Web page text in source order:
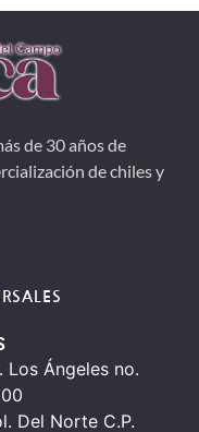
de 30 años de
de chiles y
Los Ángeles no.
Del Norte C.P.